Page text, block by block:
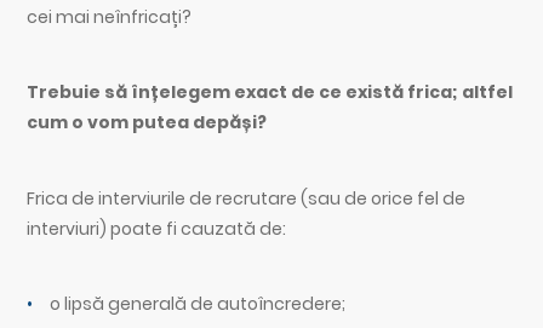
cei mai neînfricați?
Trebuie să înțelegem exact de ce există frica; altfel
cum o vom putea depăși?
Frica de interviurile de recrutare (sau de orice fel de
interviuri) poate fi cauzată de:
o lipsă generală de autoîncredere;